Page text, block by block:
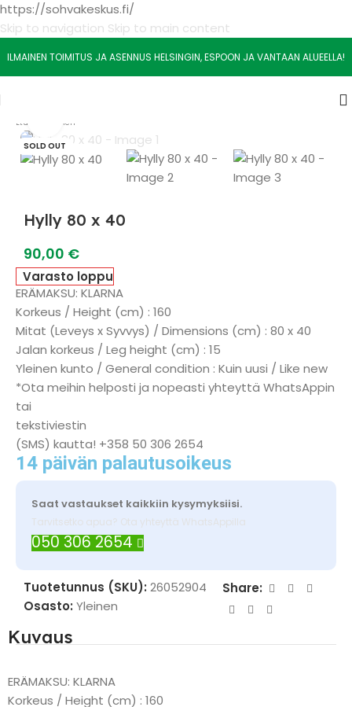
https://sohvakeskus.fi/
Skip to navigation Skip to main content
ILMAINEN TOIMITUS JA ASENNUS HELSINGIN, ESPOON JA VANTAAN ALUEELLA!
Etusivu Yleinen
SOLD OUT
Watch video
Hylly 80 x 40
90,00 €
Varasto loppu
ERÄMAKSU: KLARNA
Korkeus / Height (cm) : 160
Mitat (Leveys x Syvvys) / Dimensions (cm) : 80 x 40
Jalan korkeus / Leg height (cm) : 15
Yleinen kunto / General condition : Kuin uusi / Like new
*Ota meihin helposti ja nopeasti yhteyttä WhatsAppin
tai
tekstiviestin
(SMS) kautta! +358 50 306 2654
14 päivän palautusoikeus
Saat vastaukset kaikkiin kysymyksiisi.
Tarvitsetko apua? Ota yhteyttä WhatsAppilla
050 306 2654
Tuotetunnus (SKU): 26052904
Osasto: Yleinen
Share:
Kuvaus
ERÄMAKSU: KLARNA
Korkeus / Height (cm) : 160